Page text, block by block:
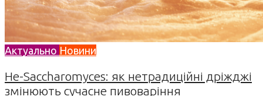
Актуально Новини
Не-Saccharomyces: як нетрадиційні дріжджі
змінюють сучасне пивоваріння